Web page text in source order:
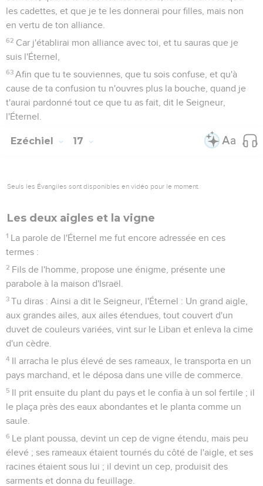
les cadettes, et que je te les donnerai pour filles, mais non
en vertu de ton alliance.
62 Car j'établirai mon alliance avec toi, et tu sauras que je
suis l'Éternel,
63 Afin que tu te souviennes, que tu sois confuse, et qu'à
cause de ta confusion tu n'ouvres plus la bouche, quand je
t'aurai pardonné tout ce que tu as fait, dit le Seigneur,
l'Éternel.
Ezéchiel 17
Seuls les Évangiles sont disponibles en vidéo pour le moment.
Les deux aigles et la vigne
1 La parole de l'Éternel me fut encore adressée en ces
termes :
2 Fils de l'homme, propose une énigme, présente une
parabole à la maison d'Israël.
3 Tu diras : Ainsi a dit le Seigneur, l'Éternel : Un grand aigle,
aux grandes ailes, aux ailes étendues, tout couvert d'un
duvet de couleurs variées, vint sur le Liban et enleva la cime
d'un cèdre.
4 Il arracha le plus élevé de ses rameaux, le transporta en un
pays marchand, et le déposa dans une ville de commerce.
5 Il prit ensuite du plant du pays et le confia à un sol fertile ; il
le plaça près des eaux abondantes et le planta comme un
saule.
6 Le plant poussa, devint un cep de vigne étendu, mais peu
élevé ; ses rameaux étaient tournés du côté de l'aigle, et ses
racines étaient sous lui ; il devint un cep, produisit des
sarments et donna du feuillage.